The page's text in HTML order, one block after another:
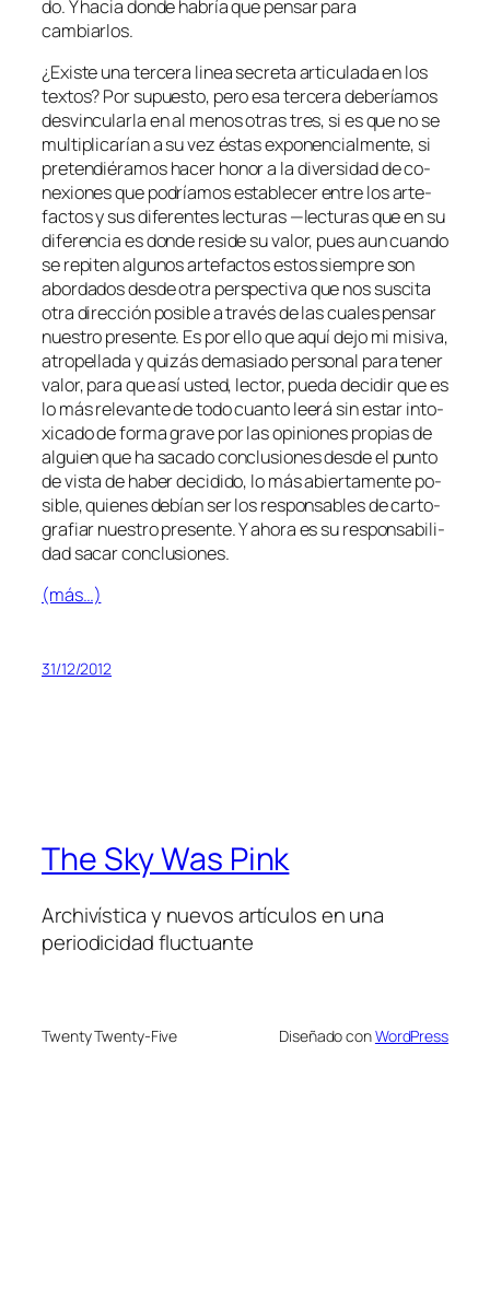
do. Y ha­cia don­de ha­bría que pen­sar pa­ra
cambiarlos.
¿Existe una ter­ce­ra li­nea se­cre­ta ar­ti­cu­la­da en los
tex­tos? Por su­pues­to, pe­ro esa ter­ce­ra de­be­ría­mos
des­vin­cu­lar­la en al me­nos otras tres, si es que no se
mul­ti­pli­ca­rían a su vez és­tas ex­po­nen­cial­men­te, si
pre­ten­dié­ra­mos ha­cer ho­nor a la di­ver­si­dad de co­
ne­xio­nes que po­dría­mos es­ta­ble­cer en­tre los ar­te­
fac­tos y sus di­fe­ren­tes lec­tu­ras —lec­tu­ras que en su
di­fe­ren­cia es don­de re­si­de su va­lor, pues aun cuan­do
se re­pi­ten al­gu­nos ar­te­fac­tos es­tos siem­pre son
abor­da­dos des­de otra pers­pec­ti­va que nos sus­ci­ta
otra di­rec­ción po­si­ble a tra­vés de las cua­les pen­sar
nues­tro pre­sen­te. Es por ello que aquí de­jo mi mi­si­va,
atro­pe­lla­da y qui­zás de­ma­sia­do per­so­nal pa­ra te­ner
va­lor, pa­ra que así us­ted, lec­tor, pue­da de­ci­dir que es
lo más re­le­van­te de to­do cuan­to lee­rá sin es­tar in­to­
xi­ca­do de for­ma gra­ve por las opi­nio­nes pro­pias de
al­guien que ha sa­ca­do con­clu­sio­nes des­de el pun­to
de vis­ta de ha­ber de­ci­di­do, lo más abier­ta­men­te po­
si­ble, quie­nes de­bían ser los res­pon­sa­bles de car­to­
gra­fiar nues­tro pre­sen­te. Y aho­ra es su res­pon­sa­bi­li­
dad sa­car conclusiones.
(más…)
31/12/2012
The Sky Was Pink
Archivística y nuevos artículos en una
periodicidad fluctuante
Twenty Twenty-Five Diseñado conWordPress